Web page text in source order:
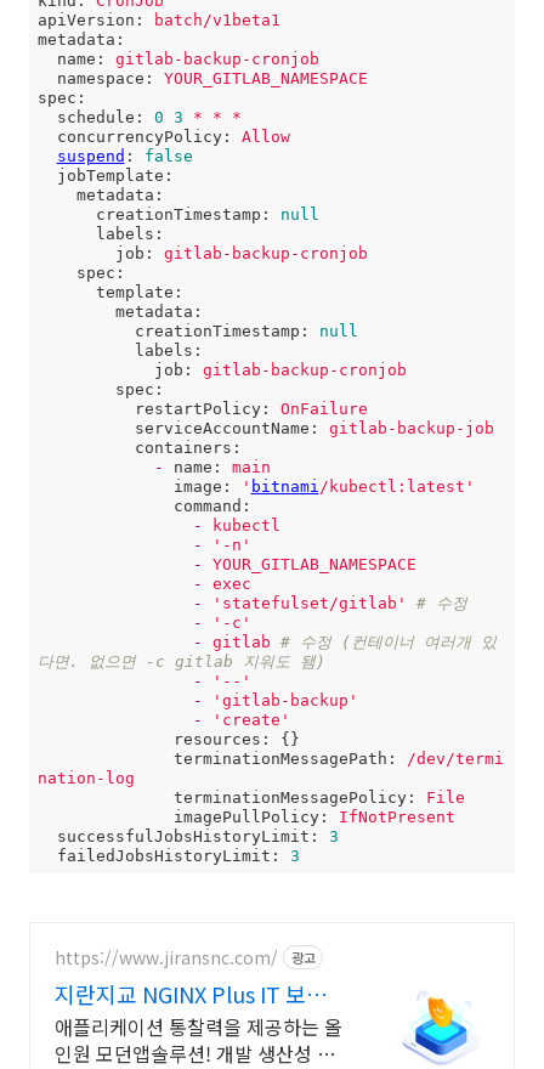
apiVersion:
batch/v1beta1
metadata:
name:
gitlab-backup-cronjob
namespace:
YOUR_GITLAB_NAMESPACE
spec:
schedule:
0 3 * *
*
concurrencyPolicy:
Allow
suspend :
false
jobTemplate:
metadata:
creationTimestamp:
null
labels:
job:
gitlab-backup-cronjob
spec:
template:
metadata:
creationTimestamp:
null
labels:
job:
gitlab-backup-cronjob
spec:
restartPolicy:
OnFailure
serviceAccountName:
gitlab-backup-job
containers:
-
name:
main
image:
' bitnami /kubectl:latest'
command:
-
kubectl
-
'-n'
-
YOUR_GITLAB_NAMESPACE
-
exec
-
'statefulset/gitlab'
# 수정
-
'-c'
-
gitlab # 수정 (컨테이너 여러개 있
다면. 없으면 -c gitlab 지워도 됌)
-
'--'
-
'gitlab-backup'
-
'create'
resources:
{}
terminationMessagePath:
/dev/termi
nation-log
terminationMessagePolicy:
File
imagePullPolicy:
IfNotPresent
successfulJobsHistoryLimit:
3
failedJobsHistoryLimit:
3
https://www.jiransnc.com/ 광고
지란지교 NGINX Plus IT 보안
솔루션 전문기업
애플리케이션 통찰력을 제공하는 올
인원 모던앱솔루션! 개발 생산성 증